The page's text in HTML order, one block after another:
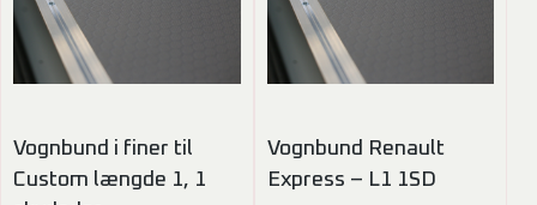
Vognbund i finer til
Custom længde 1, 1
Vognbund Renault
Express – L1 1SD